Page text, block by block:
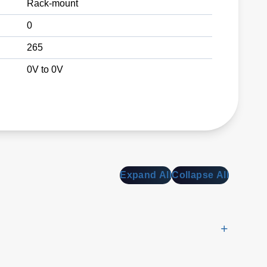
Rack-mount
0
265
0V to 0V
Expand AllCollapse All